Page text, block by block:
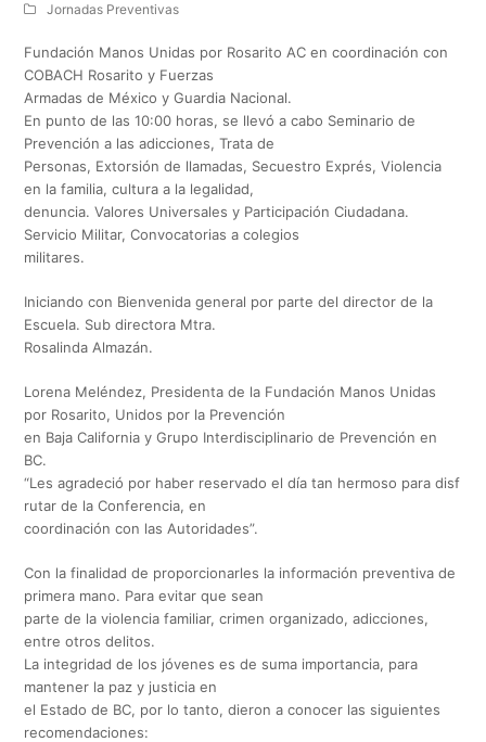
Jornadas Preventivas
Fundación Manos Unidas por Rosarito AC en coordinación con
COBACH Rosarito y Fuerzas
Armadas de México y Guardia Nacional.
En punto de las 10:00 horas, se llevó a cabo Seminario de
Prevención a las adicciones, Trata de
Personas, Extorsión de llamadas, Secuestro Exprés, Violencia
en la familia, cultura a la legalidad,
denuncia. Valores Universales y Participación Ciudadana.
Servicio Militar, Convocatorias a colegios
militares.
Iniciando con Bienvenida general por parte del director de la
Escuela. Sub directora Mtra.
Rosalinda Almazán.
Lorena Meléndez, Presidenta de la Fundación Manos Unidas
por Rosarito, Unidos por la Prevención
en Baja California y Grupo Interdisciplinario de Prevención en
BC.
“Les agradeció por haber reservado el día tan hermoso para disf
rutar de la Conferencia, en
coordinación con las Autoridades”.
Con la finalidad de proporcionarles la información preventiva de
primera mano. Para evitar que sean
parte de la violencia familiar, crimen organizado, adicciones,
entre otros delitos.
La integridad de los jóvenes es de suma importancia, para
mantener la paz y justicia en
el Estado de BC, por lo tanto, dieron a conocer las siguientes
recomendaciones: